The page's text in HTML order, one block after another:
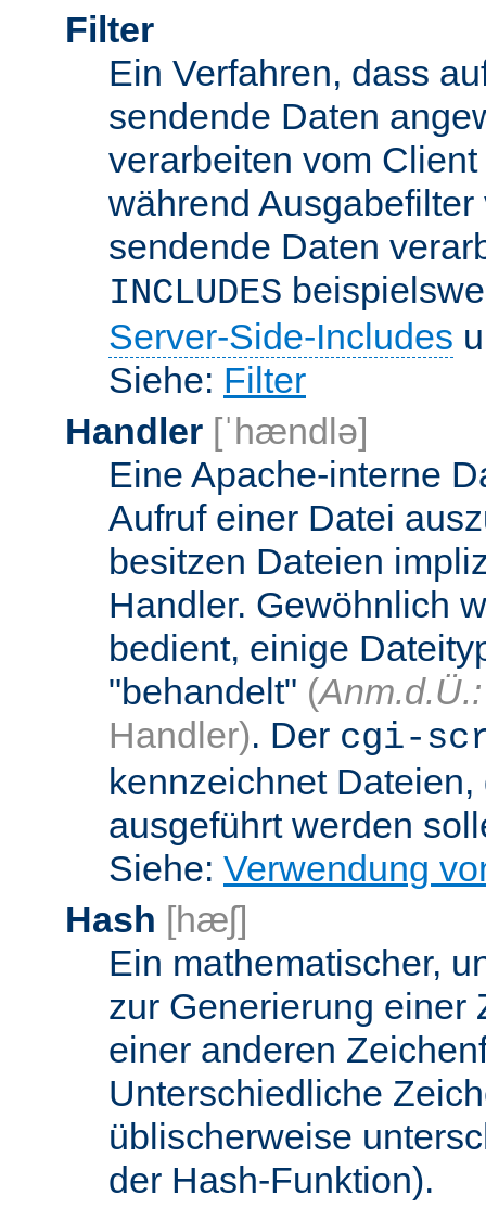
Filter
Ein Verfahren, dass
sendende Daten
verarbeiten vom
während
sendende Daten
INCLUDES
Server-Side-Includes
Siehe: Filter
Handler [ˈhændlə]
Eine Apache-interne
Aufruf einer Datei
besitzen Dateien
Handler. Gewöhnlich
bedient, einige
"behandelt" (Anm.d.Ü.:
Handler). Der cgi-
kennzeichnet
ausgeführt werden
Siehe: Verwendung
Hash [hæʃ]
Ein mathematischer,
zur Generierung einer
einer anderen
Unterschiedliche
üblischerweise
der Hash-Funktion).